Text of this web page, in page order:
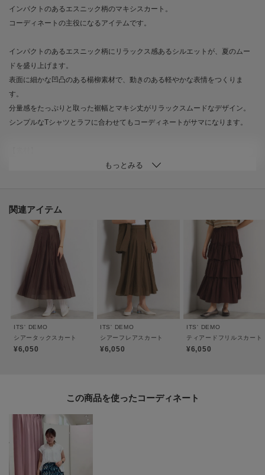
インパクトのあるエスニック柄のマキシスカート。
コーディネートの主役になるアイテムです。
インパクトのあるエスニック柄にリラックス感あるシルエットが、夏のムー
ドを盛り上げます。
表面に細かな凹凸のある楊柳素材で、動きのある軽やかな表情をつくりま
す。
分量感をたっぷりと取った裾幅とマキシ丈がリラックスムードなデザイン。
シンプルなTシャツとラフに合わせてもコーディネートがサマになります。
表面に細かな凹凸のある楊柳生地を使用。
・ポケットなし
・裏地あり
・ウエスト総ゴム
※オフホワイト（103）はやや透け感があります。
※照明の関係により、実際よりも色味が違って見える場合があります。ま
た、パソコン・スマートフォンなどの環境により、若干製品と画像のカラー
が異なる場合もございます。
★お気に入り登録がおすすめ★
▽気になる商品はハートマークをクリック！
・再入荷やセールの通知をお知らせ
・お気に入り一覧からいつでもチェック
関連アイテム
ITS' DEMO
シアータックスカート
¥6,050
ITS' DEMO
シアーフレアスカート
¥6,050
ITS' DEMO
ティアードフリルスカート
¥6,050
この商品を使った